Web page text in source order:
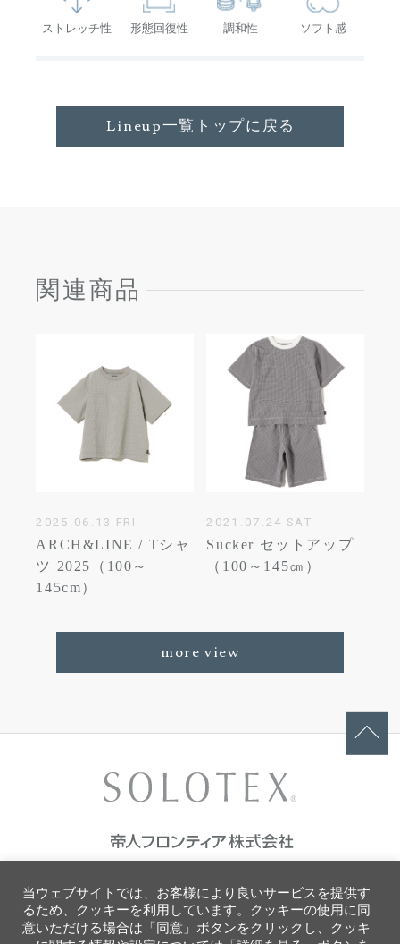
ストレッチ性 形態回復性 調和性 ソフト感
Lineup一覧トップに戻る
関連商品
2025.06.13 FRI
ARCH&LINE / Tシャ
ツ 2025（100～
145cm）
2021.07.24 SAT
Sucker セットアップ
（100～145㎝）
more view
プライバシーポリシー
ソーシャルメディアポリシー
当ウェブサイトでは、お客様により良いサービスを提供す
るため、クッキーを利用しています。クッキーの使用に同
意いただける場合は「同意」ボタンをクリックし、クッキ